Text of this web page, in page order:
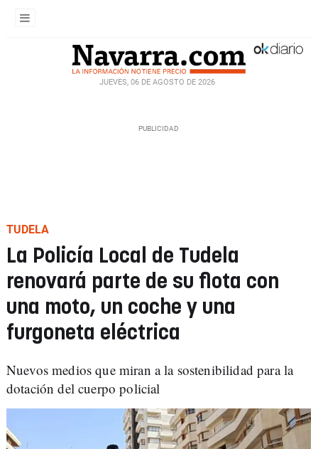
JUEVES, 06 DE AGOSTO DE 2026
TUDELA
La Policía Local de Tudela
renovará parte de su flota con
una moto, un coche y una
furgoneta eléctrica
Nuevos medios que miran a la sostenibilidad para la
dotación del cuerpo policial